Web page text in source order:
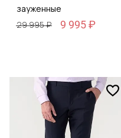
зауженные
29 995 ₽
9 995 ₽